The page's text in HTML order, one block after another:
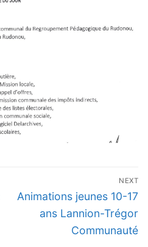
NEXT
Next
Animations jeunes 10-17
ans Lannion-Trégor
Communauté